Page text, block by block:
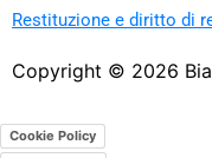
Restituzione e diritto di
Copyright © 2026
Cookie Policy